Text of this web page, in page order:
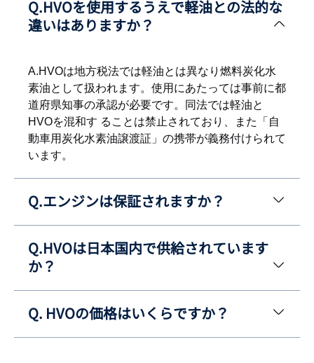
Q.HVOを使用するうえで軽油との法的な
違いはありますか？
A.HVOは地方税法では軽油とは異なり燃料炭化水
素油として扱われます。使用にあたっては事前に都
道府県知事の承認が必要です。同法では軽油と
HVOを混和す ることは禁止されており、また「自
動車用炭化水素油譲渡証」の携帯が義務付けられて
います。
Q.エンジンは保証されますか？
Q.HVOは日本国内で供給されています
か？
Q. HVOの価格はいくらですか？